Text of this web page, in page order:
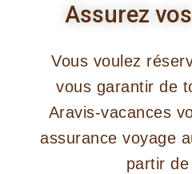
Assurez
Vous voulez
vous garantir de
Aravis-vacances
assurance voyage
partir